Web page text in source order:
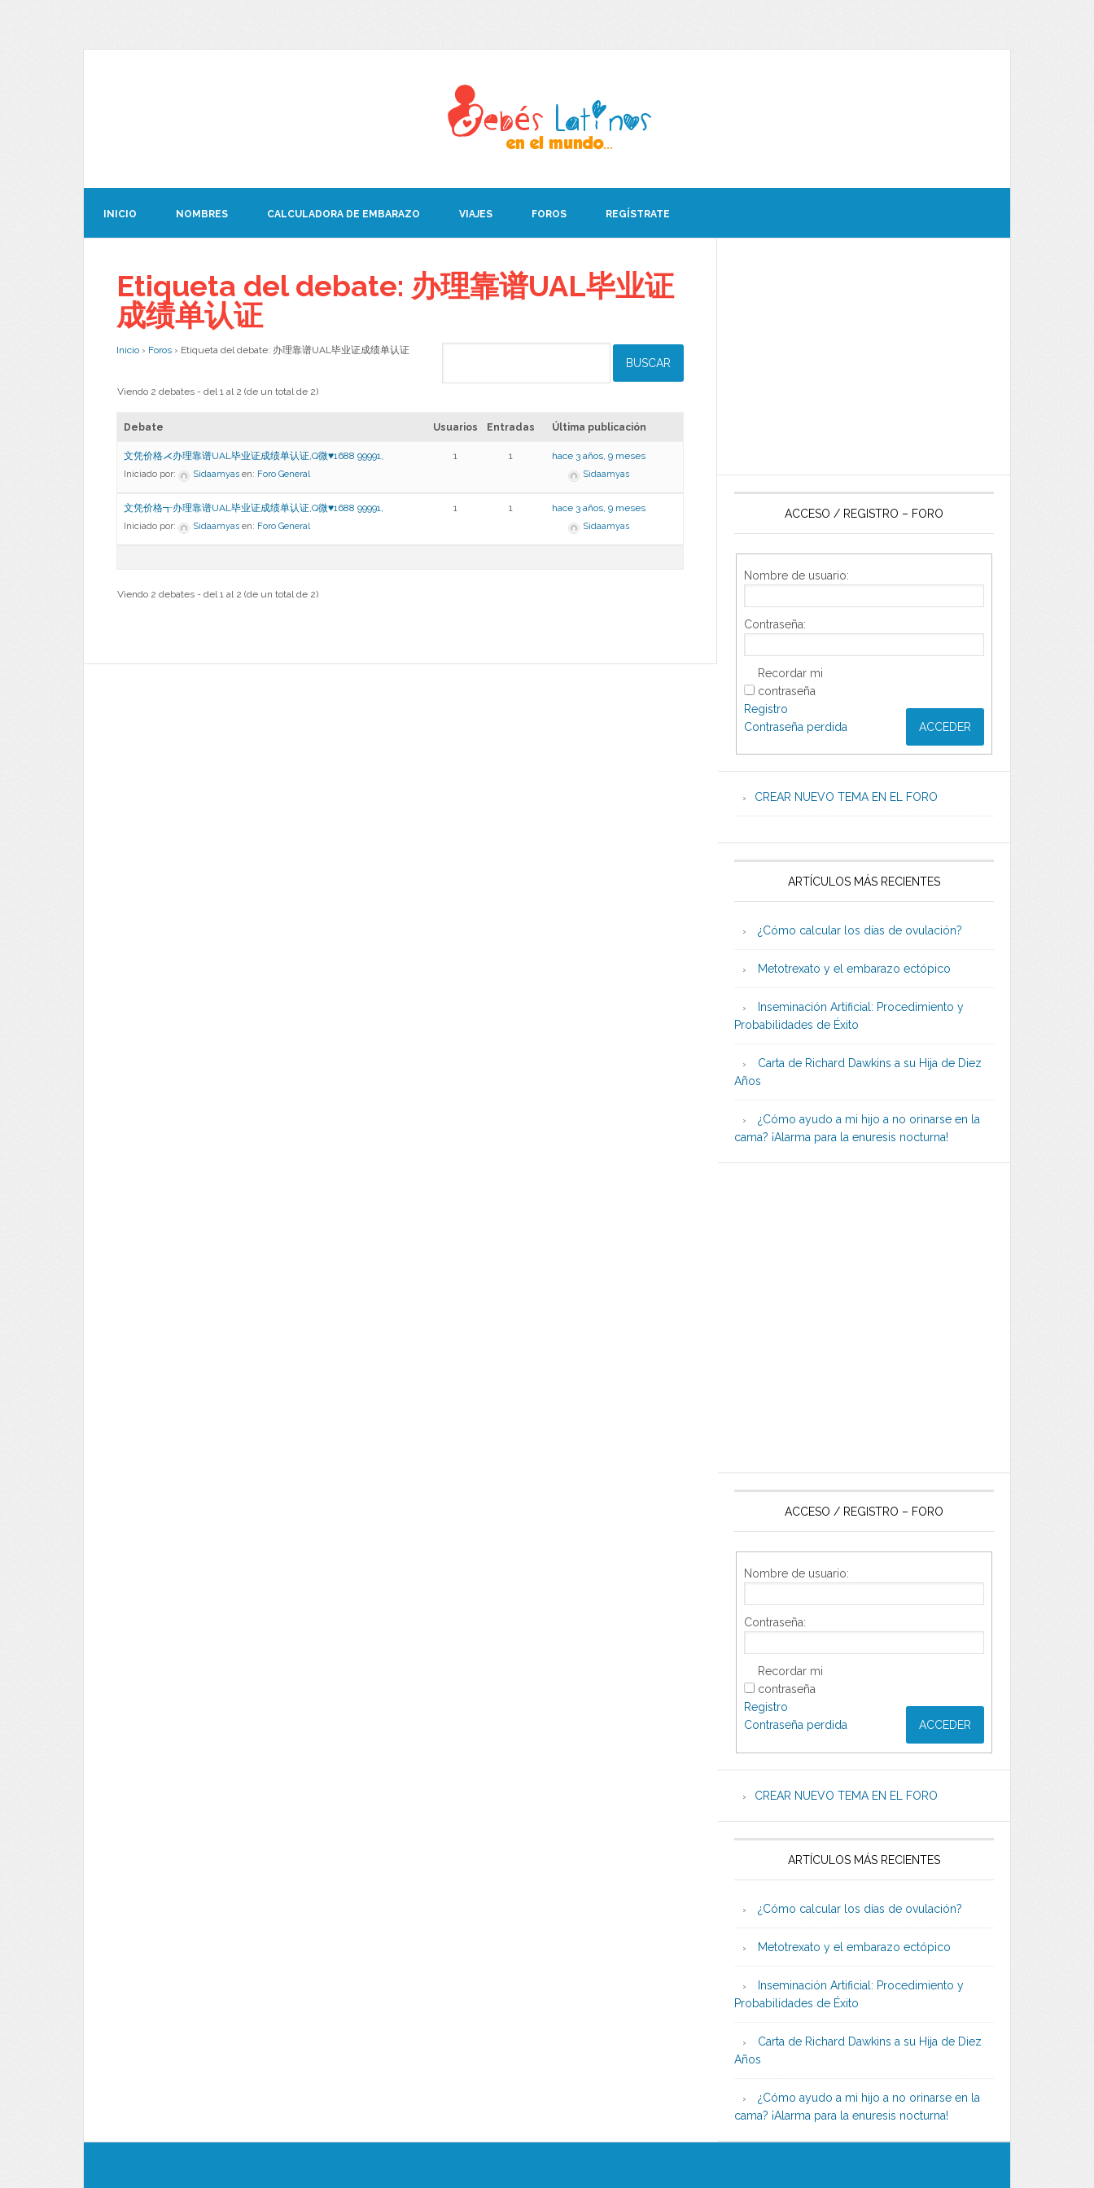
INICIO NOMBRES CALCULADORA DE EMBARAZO VIAJES FOROS REGÍSTRATE
Etiqueta del debate: 办理靠谱UAL毕业证
成绩单认证
Inicio › Foros › Etiqueta del debate: 办理靠谱UAL毕业证成绩单认证
Viendo 2 debates - del 1 al 2 (de un total de 2)
Debate Usuarios Entradas Última publicación
文凭价格⋌办理靠谱UAL毕业证成绩单认证,Q微♥1688 99991,
Iniciado por: Sidaamyas en: Foro General
1 1 hace 3 años, 9 meses
Sidaamyas
文凭价格┱办理靠谱UAL毕业证成绩单认证,Q微♥1688 99991,
Iniciado por: Sidaamyas en: Foro General
1 1 hace 3 años, 9 meses
Sidaamyas
Viendo 2 debates - del 1 al 2 (de un total de 2)
ACCESO / REGISTRO – FORO
Nombre de usuario:
Contraseña:
Recordar mi
contraseña
ACCEDER
Registro
Contraseña perdida
CREAR NUEVO TEMA EN EL FORO
ARTÍCULOS MÁS RECIENTES
¿Cómo calcular los días de ovulación?
Metotrexato y el embarazo ectópico
Inseminación Artificial: Procedimiento y
Probabilidades de Éxito
Carta de Richard Dawkins a su Hija de Diez
Años
¿Cómo ayudo a mi hijo a no orinarse en la
cama? ¡Alarma para la enuresis nocturna!
ACCESO / REGISTRO – FORO
Nombre de usuario:
Contraseña:
Recordar mi
contraseña
ACCEDER
Registro
Contraseña perdida
CREAR NUEVO TEMA EN EL FORO
ARTÍCULOS MÁS RECIENTES
¿Cómo calcular los días de ovulación?
Metotrexato y el embarazo ectópico
Inseminación Artificial: Procedimiento y
Probabilidades de Éxito
Carta de Richard Dawkins a su Hija de Diez
Años
¿Cómo ayudo a mi hijo a no orinarse en la
cama? ¡Alarma para la enuresis nocturna!